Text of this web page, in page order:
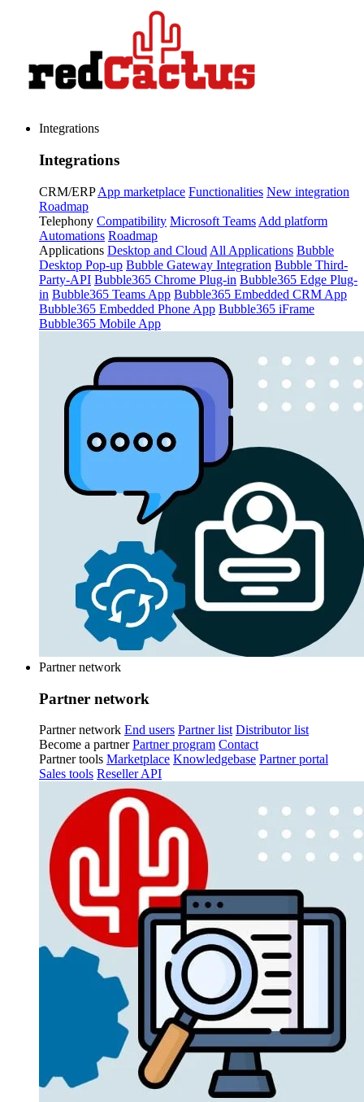
Integrations
Integrations
CRM/ERP App marketplace Functionalities New integration
Roadmap
Telephony Compatibility Microsoft Teams Add platform
Automations Roadmap
Applications Desktop and Cloud All Applications Bubble
Desktop Pop-up Bubble Gateway Integration Bubble Third-
Party-API Bubble365 Chrome Plug-in Bubble365 Edge Plug-
in Bubble365 Teams App Bubble365 Embedded CRM App
Bubble365 Embedded Phone App Bubble365 iFrame
Bubble365 Mobile App
Partner network
Partner network
Partner network End users Partner list Distributor list
Become a partner Partner program Contact
Partner tools Marketplace Knowledgebase Partner portal
Sales tools Reseller API